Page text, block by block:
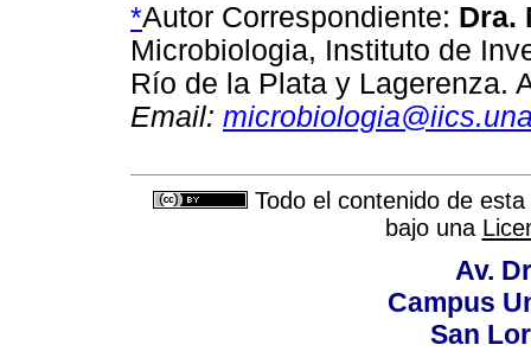
*Autor Correspondiente: Dra.
Microbiologia, Instituto de
Río de la Plata y Lagerenza.
Email:
Todo el contenido de
bajo una
Av.
Campus
San